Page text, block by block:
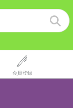
会員登録